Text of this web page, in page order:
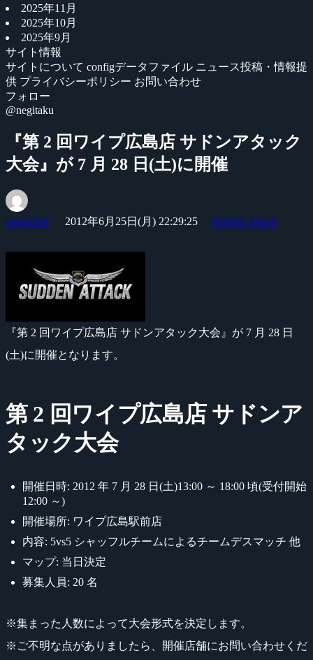
2025年11月
2025年10月
2025年9月
サイト情報
サイトについて configデータファイル ニュース投稿・情報提
供 プライバシーポリシー お問い合わせ
フォロー
@negitaku
『第 2 回ワイプ広島店 サドンアタック
大会』が 7 月 28 日(土)に開催
usuge2nd 2012年6月25日(月) 22:29:25 Sudden Attack
『第 2 回ワイプ広島店 サドンアタック大会』が 7 月 28 日
(土)に開催となります。
第 2 回ワイプ広島店 サドンア
タック大会
開催日時: 2012 年 7 月 28 日(土)13:00 ～ 18:00 頃(受付開始
12:00 ～)
開催場所: ワイプ広島駅前店
内容: 5vs5 シャッフルチームによるチームデスマッチ 他
マップ: 当日決定
募集人員: 20 名
※集まった人数によって大会形式を決定します。
※ご不明な点がありましたら、開催店舗にお問い合わせくだ